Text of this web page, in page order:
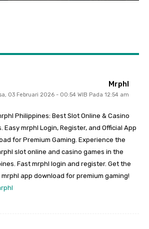
Mrphl
03 Februari 2026 - 00:54 WIB Pada 12:54 am
Philippines: Best Slot Online & Casino
Easy mrphl Login, Register, and Official App
for Premium Gaming. Experience the
slot online and casino games in the
Fast mrphl login and register. Get the
app download for premium gaming!